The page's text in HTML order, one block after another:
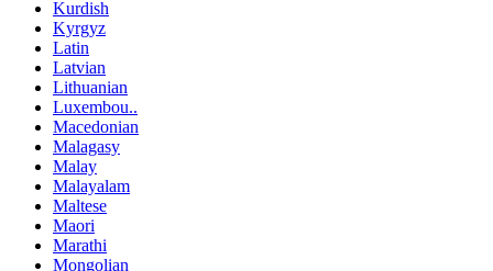
Kurdish
Kyrgyz
Latin
Latvian
Lithuanian
Luxembou..
Macedonian
Malagasy
Malay
Malayalam
Maltese
Maori
Marathi
Mongolian